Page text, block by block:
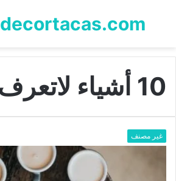
decortacas.com
بحث
10 أشياء لاتعرف فائدتها
غير مصنف